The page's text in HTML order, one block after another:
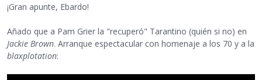
¡Gran apunte, Ebardo!
Añado que a Pam Grier la "recuperó" Tarantino (quién si no) en
Jackie Brown. Arranque espectacular con homenaje a los 70 y a la
blaxplotation: